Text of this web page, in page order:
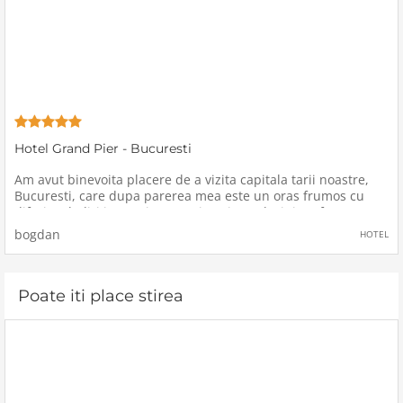
Hotel Grand Pier - Bucuresti
Am avut binevoita placere de a vizita capitala tarii noastre,
Bucuresti, care dupa parerea mea este un oras frumos cu
diferite cladiri impresionante, insa in acelasi timp foarte
aglomerat, dar mi-am facut timp intr-o zi intreaga sa vizitez
bogdan HOTEL
Poate iti place stirea